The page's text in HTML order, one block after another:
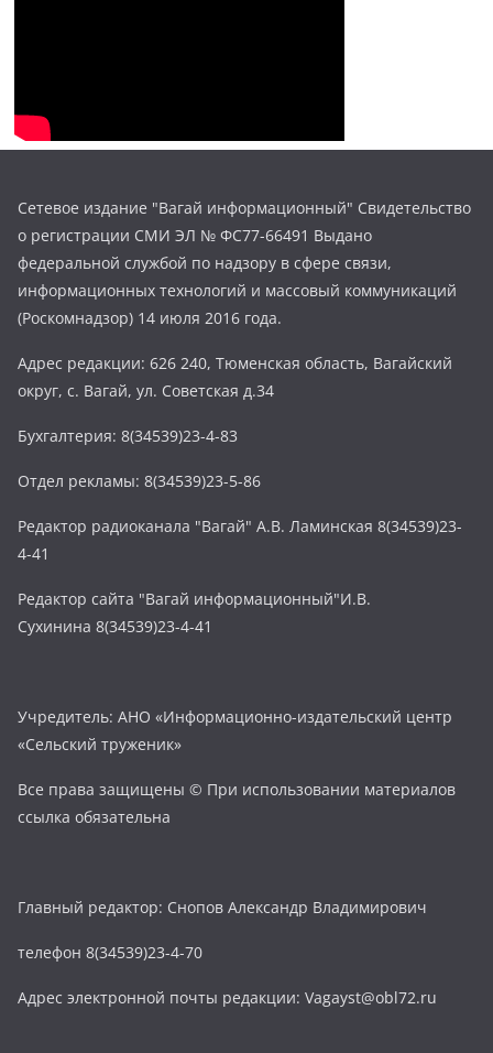
Сетевое издание "Вагай информационный" Свидетельство
о регистрации СМИ ЭЛ № ФС77-66491 Выдано
федеральной службой по надзору в сфере связи,
информационных технологий и массовый коммуникаций
(Роскомнадзор) 14 июля 2016 года.
Адрес редакции: 626 240, Тюменская область, Вагайский
округ, с. Вагай, ул. Советская д.34
Бухгалтерия: 8(34539)23-4-83
Отдел рекламы: 8(34539)23-5-86
Редактор радиоканала "Вагай" А.В. Ламинская 8(34539)23-
4-41
Редактор сайта "Вагай информационный"И.В.
Сухинина 8(34539)23-4-41
Учредитель: АНО «Информационно-издательский центр
«Сельский труженик»
Все права защищены © При использовании материалов
ссылка обязательна
Главный редактор: Снопов Александр Владимирович
телефон 8(34539)23-4-70
Адрес электронной почты редакции: Vagayst@obl72.ru